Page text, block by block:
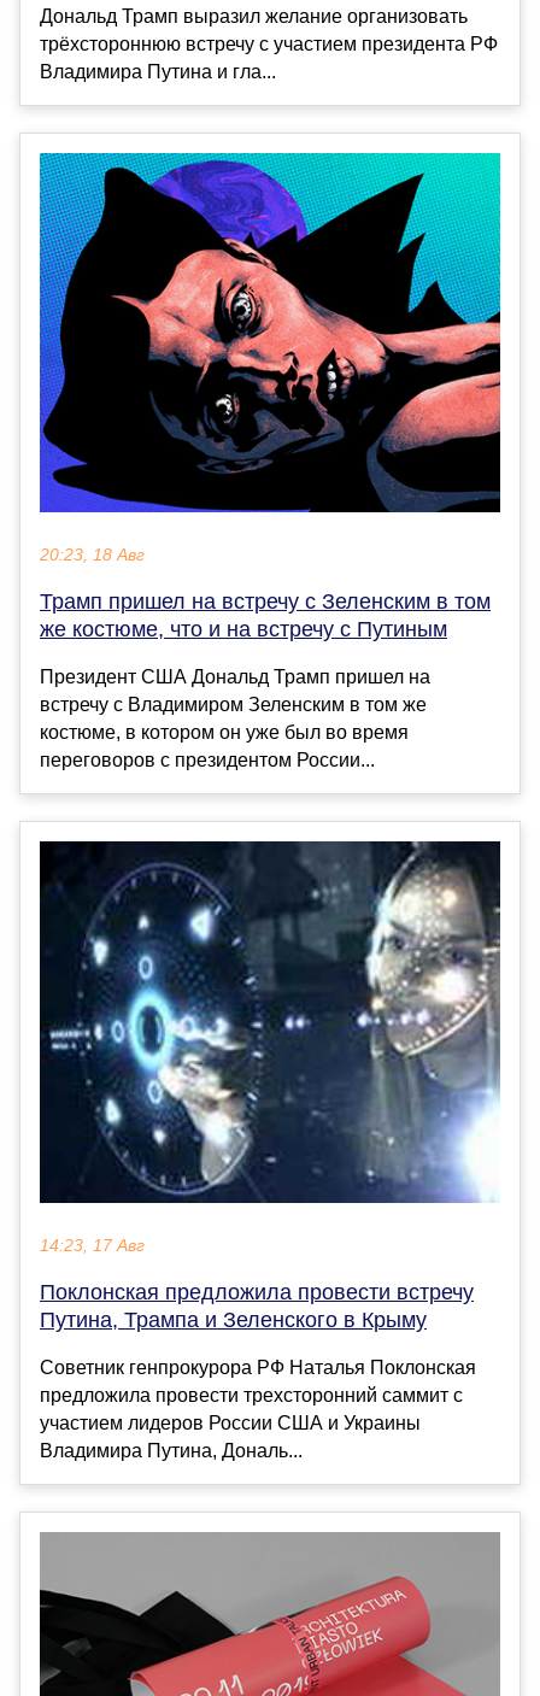
Дональд Трамп выразил желание организовать
трёхстороннюю встречу с участием президента РФ
Владимира Путина и гла...
20:23, 18 Авг
Трамп пришел на встречу с Зеленским в том
же костюме, что и на встречу с Путиным
Президент США Дональд Трамп пришел на
встречу с Владимиром Зеленским в том же
костюме, в котором он уже был во время
переговоров с президентом России...
14:23, 17 Авг
Поклонская предложила провести встречу
Путина, Трампа и Зеленского в Крыму
Советник генпрокурора РФ Наталья Поклонская
предложила провести трехсторонний саммит с
участием лидеров России США и Украины
Владимира Путина, Дональ...